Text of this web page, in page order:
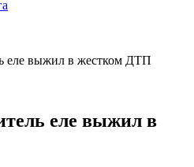
еле выжил в жестком ДТП
еле выжил в